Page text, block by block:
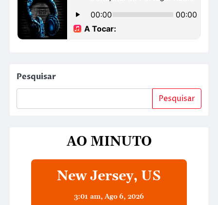
Pesquisar
Pesquisar
AO MINUTO
New Jersey, US
3:01 am, Ago 6, 2026